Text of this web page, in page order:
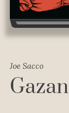
Joe Sacco